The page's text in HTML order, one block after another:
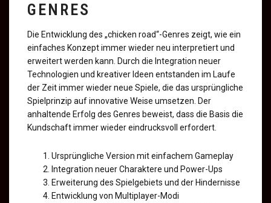
GENRES
Die Entwicklung des „chicken road“-Genres zeigt, wie ein
einfaches Konzept immer wieder neu interpretiert und
erweitert werden kann. Durch die Integration neuer
Technologien und kreativer Ideen entstanden im Laufe
der Zeit immer wieder neue Spiele, die das ursprüngliche
Spielprinzip auf innovative Weise umsetzen. Der
anhaltende Erfolg des Genres beweist, dass die Basis die
Kundschaft immer wieder eindrucksvoll erfordert.
Ursprüngliche Version mit einfachem Gameplay
Integration neuer Charaktere und Power-Ups
Erweiterung des Spielgebiets und der Hindernisse
Entwicklung von Multiplayer-Modi